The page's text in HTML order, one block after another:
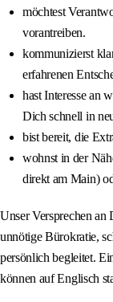
möchtest
vorantreiben.
kommunizierst
erfahrenen
hast Interesse an
Dich schnell in
bist bereit, die
wohnst in der
direkt am Main)
Unser Versprechen an
unnötige Bürokratie,
persönlich begleitet.
können auf Englisch